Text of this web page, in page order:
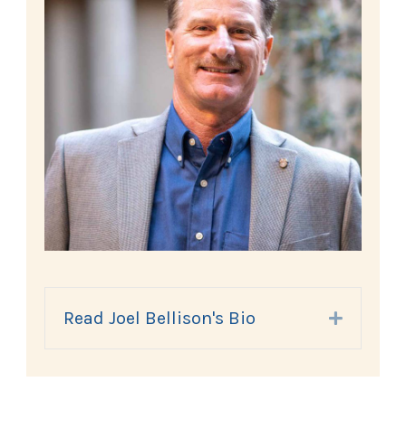
Read Joel Bellison's Bio Expand